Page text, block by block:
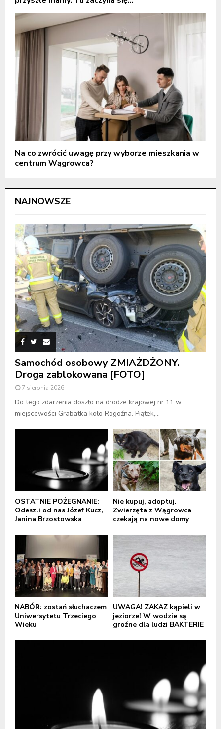
Na co zwrócić uwagę przy wyborze mieszkania w
centrum Wągrowca?
NAJNOWSZE
Samochód osobowy ZMIAŻDŻONY.
Droga zablokowana [FOTO]
7 sierpnia 2026
Do tego zdarzenia doszło na drodze krajowej nr 11 w
miejscowości Grabatka koło Rogoźna. Piątek,...
OSTATNIE POŻEGNANIE:
Odeszli od nas Józef Kucz,
Janina Brzostowska
Nie kupuj, adoptuj.
Zwierzęta z Wągrowca
czekają na nowe domy
NABÓR: zostań słuchaczem
Uniwersytetu Trzeciego
Wieku
UWAGA! ZAKAZ kąpieli w
jeziorze! W wodzie są
groźne dla ludzi BAKTERIE